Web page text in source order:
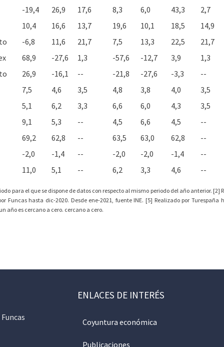
-19,4 26,9 17,6 8,3 6,0 43,3 2,7
10,4 16,6 13,7 19,6 10,1 18,5 14,9
-6,8 11,6 21,7 7,5 13,3 22,5 21,7
68,9 -27,6 1,3 -57,6 -12,7 3,9 1,3
26,9 -16,1 -- -21,8 -27,6 -3,3 --
7,5 4,6 3,5 4,8 3,8 4,0 3,5
5,1 6,2 3,3 6,6 6,0 4,3 3,5
9,1 5,3 -- 4,5 6,6 4,5 --
69,2 62,8 -- 63,5 63,0 62,8 --
-2,0 -1,4 -- -2,0 -2,0 -1,4 --
11,0 5,1 -- 6,2 3,3 4,6 --
para el que se dispone de datos con respecto al mismo periodo del año anterior. [2]
hasta dic-2020. Desde ene-2021, fuente INE. [5] Realizado por
año es cercano a cero. cercano a cero.
ENLACES DE INTERÉS
Coyuntura económica
Publicaciones